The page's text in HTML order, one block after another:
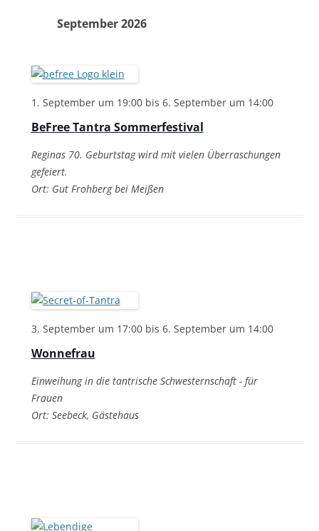
September 2026
1. September um 19:00bis 6. September um 14:00
BeFree Tantra Sommerfestival
Reginas 70. Geburtstag wird mit vielen Überraschungen
gefeiert.
Ort: Gut Frohberg bei Meißen
3. September um 17:00bis 6. September um 14:00
Wonnefrau
Einweihung in die tantrische Schwesternschaft - für
Frauen
Ort: Seebeck, Gästehaus